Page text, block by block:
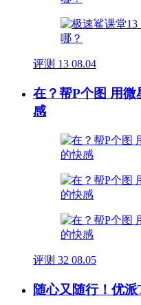
评测 13 08.04
在？帮P个图 用
感
评测 32 08.05
随心又随行！优